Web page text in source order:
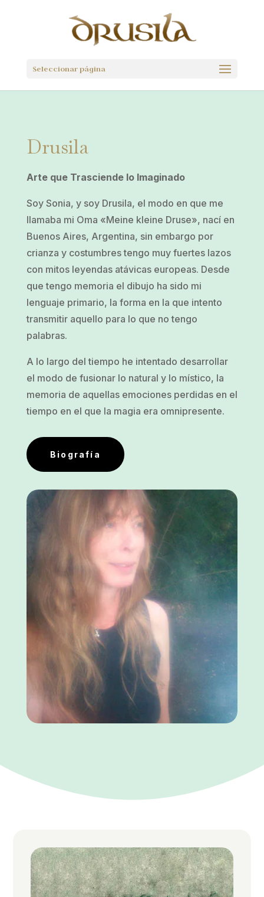
Seleccionar página
Drusila
Arte que Trasciende lo Imaginado
Soy Sonia, y soy Drusila, el modo en que me
llamaba mi Oma «Meine kleine Druse», nací en
Buenos Aires, Argentina, sin embargo por
crianza y costumbres tengo muy fuertes lazos
con mitos leyendas atávicas europeas. Desde
que tengo memoria el dibujo ha sido mi
lenguaje primario, la forma en la que intento
transmitir aquello para lo que no tengo
palabras.
A lo largo del tiempo he intentado desarrollar
el modo de fusionar lo natural y lo místico, la
memoria de aquellas emociones perdidas en el
tiempo en el que la magia era omnipresente.
Biografía